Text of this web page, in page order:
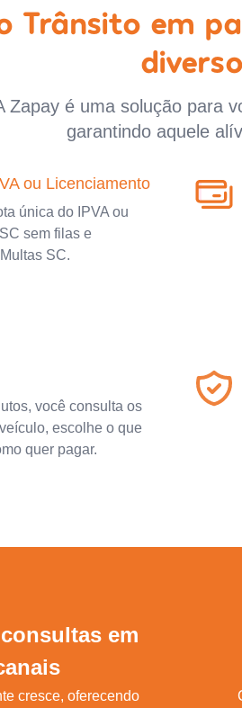
Trânsito em
Zapay é uma solução para
garantindo aquele
ou Licenciamento
única do IPVA ou
sem filas e
SC.
você consulta os
escolhe o que
quer pagar.
em
cresce, oferecendo